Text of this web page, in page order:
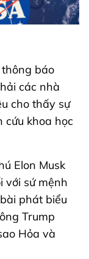
báo
các nhà
cho thấy sự
cứu khoa học
Elon Musk
với sứ mệnh
phát biểu
Trump
Hỏa và